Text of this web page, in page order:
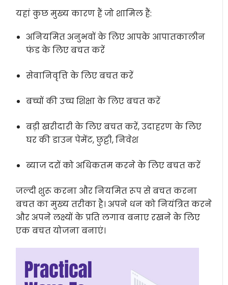
यहां कुछ मुख्य कारण हैं जो शामिल हैं:
अनियमित अनुभवों के लिए आपके आपातकालीन
फंड के लिए बचत करें
सेवानिवृत्ति के लिए बचत करें
बच्चों की उच्च शिक्षा के लिए बचत करें
बड़ी खरीदारी के लिए बचत करें, उदाहरण के लिए
घर की डाउन पेमेंट, छुट्टी, निवेश
ब्याज दरों को अधिकतम करने के लिए बचत करें
जल्दी शुरू करना और नियमित रूप से बचत करना
बचत का मुख्य तरीका है। अपने धन को नियंत्रित करने
और अपने लक्ष्यों के प्रति लगाव बनाए रखने के लिए
एक बचत योजना बनाएं।